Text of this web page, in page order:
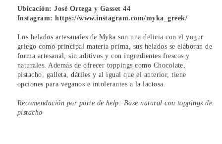
Ubicación: José Ortega y Gasset 44
Instagram:https://www.instagram.com/myka_greek/
Los helados artesanales de Myka son una delicia con el yogur
griego como principal materia prima, sus helados se elaboran de
forma artesanal, sin aditivos y con ingredientes frescos y
naturales. Además de ofrecer toppings como Chocolate,
pistacho, galleta, dátiles y al igual que el anterior, tiene
opciones para veganos e intolerantes a la lactosa.
Recomendación por parte de help: Base natural con toppings de
pistacho